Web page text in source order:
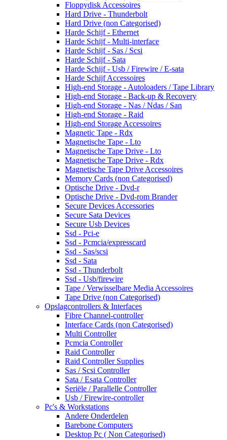
Floppydisk Accessoires
Hard Drive - Thunderbolt
Hard Drive (non Categorised)
Harde Schijf - Ethernet
Harde Schijf - Multi-interface
Harde Schijf - Sas / Scsi
Harde Schijf - Sata
Harde Schijf - Usb / Firewire / E-sata
Harde Schijf Accessoires
High-end Storage - Autoloaders / Tape Library
High-end Storage - Back-up & Recovery
High-end Storage - Nas / Ndas / San
High-end Storage - Raid
High-end Storage Accessoires
Magnetic Tape - Rdx
Magnetische Tape - Lto
Magnetische Tape Drive - Lto
Magnetische Tape Drive - Rdx
Magnetische Tape Drive Accessoires
Memory Cards (non Categorised)
Optische Drive - Dvd-r
Optische Drive - Dvd-rom Brander
Secure Devices Accessories
Secure Sata Devices
Secure Usb Devices
Ssd - Pci-e
Ssd - Pcmcia/expresscard
Ssd - Sas/scsi
Ssd - Sata
Ssd - Thunderbolt
Ssd - Usb/firewire
Tape / Verwisselbare Media Accessoires
Tape Drive (non Categorised)
Opslagcontrollers & Interfaces
Fibre Channel-controller
Interface Cards (non Categorised)
Multi Controller
Pcmcia Controller
Raid Controller
Raid Controller Supplies
Sas / Scsi Controller
Sata / Esata Controller
Seriële / Parallelle Controller
Usb / Firewire-controller
Pc's & Workstations
Andere Onderdelen
Barebone Computers
Desktop Pc ( Non Categorised)